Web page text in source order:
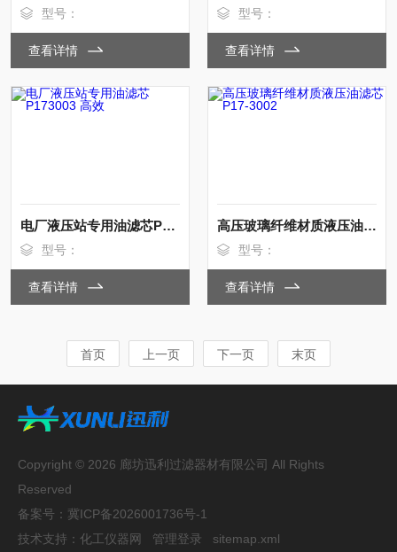
型号：
查看详情
型号：
查看详情
电厂液压站专用油滤芯P173003 高效
型号：
查看详情
高压玻璃纤维材质液压油滤芯P17-3002
型号：
查看详情
首页 上一页 下一页 末页
Copyright © 2026 廊坊迅利过滤器材有限公司 All Rights
Reserved
备案号： 冀ICP备2026001736号-1
技术支持： 化工仪器网 管理登录 sitemap.xml